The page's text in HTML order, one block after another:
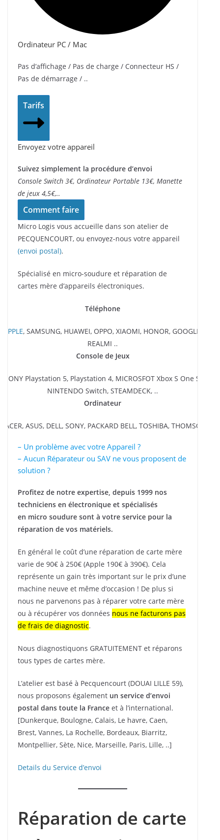
Ordinateur PC / Mac
Pas d’affichage / Pas de charge / Connecteur HS /
Pas de démarrage / ..
Tarifs
Envoyez votre appareil
Suivez simplement la procédure d’envoi
Console Switch 3€, Ordinateur Portable 13€, Manette
de jeux 4,5€,..
Comment faire
Micro Logis vous accueille dans son atelier de
PECQUENCOURT, ou envoyez-nous votre appareil
(envoi postal).
Spécialisé en micro-soudure et réparation de
cartes mère d’appareils électroniques.
Téléphone
APPLE, SAMSUNG, HUAWEI, OPPO, XIAOMI, HONOR, GOOGLE,
REALMI ..
Console de Jeux
SONY Playstation 5, Playstation 4, MICROSFOT Xbox S One S,
NINTENDO Switch, STEAMDECK, ..
Ordinateur
ACER, ASUS, DELL, SONY, PACKARD BELL, TOSHIBA, THOMSON ..
– Un problème avec votre Appareil ?
– Aucun Réparateur ou SAV ne vous proposent de
solution ?
Profitez de notre expertise, depuis 1999 nos
techniciens en électronique et spécialisés
en micro soudure sont à votre service pour la
réparation de vos matériels.
En général le coût d’une réparation de carte mère
varie de 90€ à 250€ (Apple 190€ à 390€). Cela
représente un gain très important sur le prix d’une
machine neuve et même d’occasion ! De plus si
nous ne parvenons pas à réparer votre carte mère
ou à récupérer vos données nous ne facturons pas
de frais de diagnostic.
Nous diagnostiquons GRATUITEMENT et réparons
tous types de cartes mère.
L’atelier est basé à Pecquencourt (DOUAI LILLE 59),
nous proposons également un service d’envoi
postal dans toute la France et à l’international.
[Dunkerque, Boulogne, Calais, Le havre, Caen,
Brest, Vannes, La Rochelle, Bordeaux, Biarritz,
Montpellier, Sète, Nice, Marseille, Paris, Lille, ..]
Details du Service d’envoi
Réparation de carte